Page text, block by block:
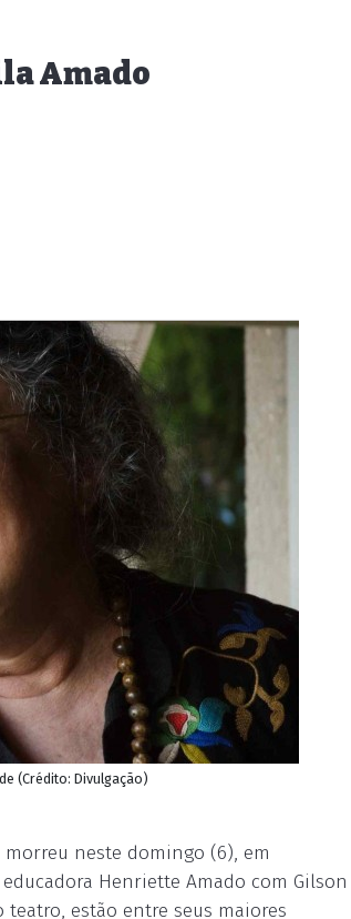
Amado
(Crédito: Divulgação)
neste domingo (6), em
Henriette Amado com Gilson
teatro, estão entre seus maiores